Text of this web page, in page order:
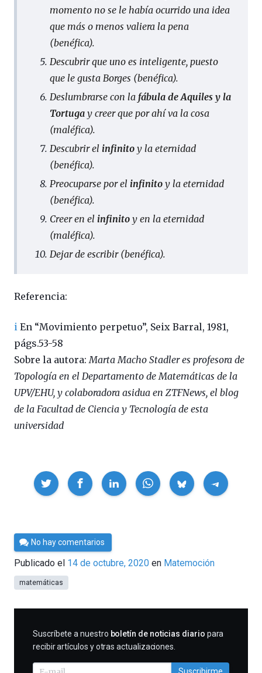
momento no se le había ocurrido una idea
que más o menos valiera la pena
(benéfica).
Descubrir que uno es inteligente, puesto
que le gusta Borges (benéfica).
Deslumbrarse con la fábula de Aquiles y la
Tortuga y creer que por ahí va la cosa
(maléfica).
Descubrir el infinito y la eternidad
(benéfica).
Preocuparse por el infinito y la eternidad
(benéfica).
Creer en el infinito y en la eternidad
(maléfica).
Dejar de escribir (benéfica).
Referencia:
i En “Movimiento perpetuo”, Seix Barral, 1981,
págs.53-58
Sobre la autora: Marta Macho Stadler es profesora de
Topología en el Departamento de Matemáticas de la
UPV/EHU, y colaboradora asidua en ZTFNews, el blog
de la Facultad de Ciencia y Tecnología de esta
universidad
Compartir
Por
César
Tomé
No hay comentarios
Publicado el 14 de octubre, 2020 en Matemoción
matemáticas
SUSCRIBIRME
Suscríbete a nuestro boletín de noticias diario para
recibir artículos y otras actualizaciones.